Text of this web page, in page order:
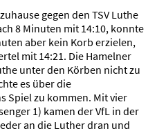
gegen den TSV Luthe
8 Minuten mit 14:10, konnte
aber kein Korb erzielen,
mit 14:21. Die Hamelner
unter den Körben nicht zu
es über die
Spiel zu kommen. Mit vier
1) kamen der VfL in der
an die Luther dran und